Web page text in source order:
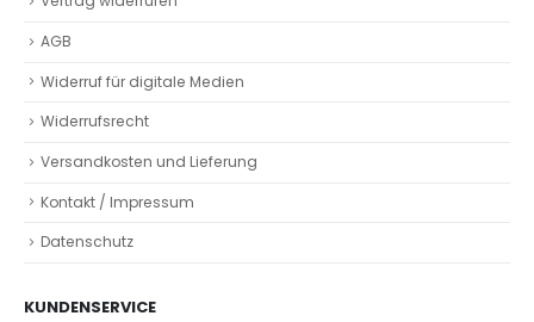
AGB
Widerruf für digitale Medien
Widerrufsrecht
Versandkosten und Lieferung
Kontakt / Impressum
Datenschutz
KUNDENSERVICE